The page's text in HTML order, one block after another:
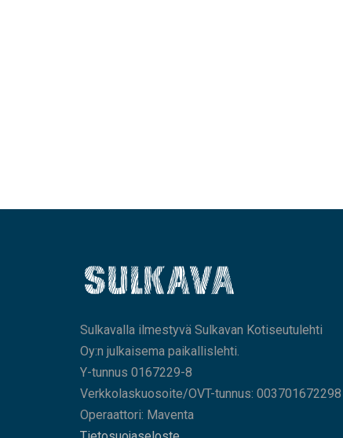
Sulkavalla ilmestyvä Sulkavan Kotiseutulehti
Oy:n julkaisema paikallislehti.
Y-tunnus 0167229-8
Verkkolaskuosoite/OVT-tunnus: 003701672298
Operaattori: Maventa